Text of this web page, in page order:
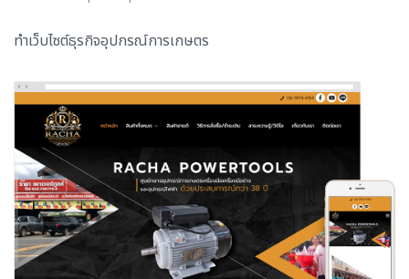
ทำเว็บไซต์ธุรกิจอุปกรณ์การเกษตร